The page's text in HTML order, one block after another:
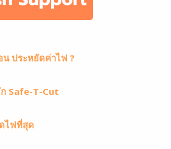
ประหยัดค่าไฟ ?
Safe-T-Cut
ไฟที่สุด